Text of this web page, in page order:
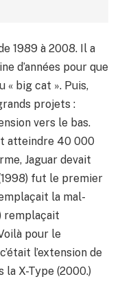
1989 à 2008. Il a
d’années pour que
« big cat ». Puis,
projets :
vers le bas.
atteindre 40 000
Jaguar devait
fut le premier
la mal-
remplaçait
pour le
l’extension de
la X-Type (2000.)